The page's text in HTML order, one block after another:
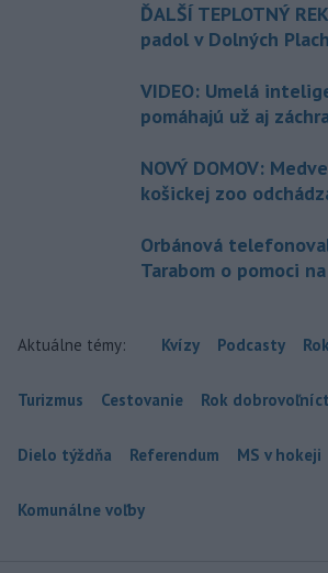
ĎALŠÍ TEPLOTNÝ
padol v Dolných
VIDEO: Umelá
pomáhajú už aj
NOVÝ DOMOV:
košickej zoo
Orbánová
Tarabom o pomoci
Aktuálne témy: Kvízy Podcasty
Turizmus Cestovanie Rok
Dielo týždňa Referendum MS v hokeji
Komunálne voľby